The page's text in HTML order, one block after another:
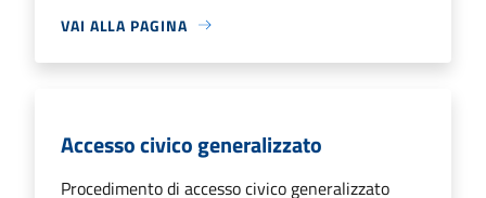
VAI ALLA PAGINA
Accesso civico generalizzato
Procedimento di accesso civico generalizzato